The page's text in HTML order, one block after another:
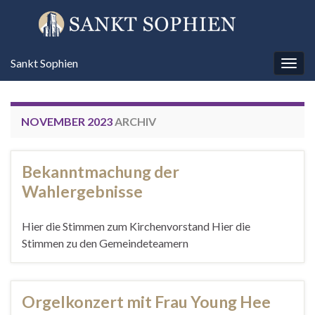
Sankt Sophien
NOVEMBER 2023ARCHIV
Bekanntmachung der
Wahlergebnisse
Hier die Stimmen zum Kirchenvorstand Hier die
Stimmen zu den Gemeindeteamern
Orgelkonzert mit Frau Young Hee